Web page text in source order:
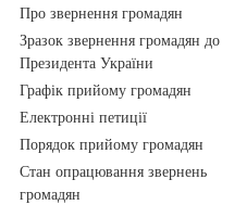
Про звернення громадян
Зразок звернення громадян до
Президента України
Графік прийому громадян
Електронні петиції
Порядок прийому громадян
Стан опрацювання звернень
громадян